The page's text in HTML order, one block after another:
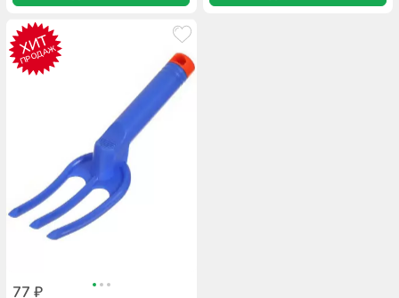
ХИТ
ПРОДАЖ
77 ₽